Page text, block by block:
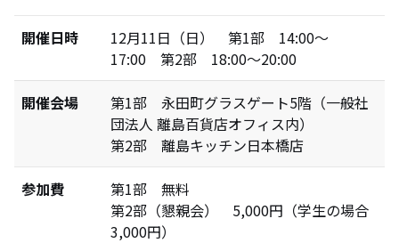
開催日時
12月11日（日） 第1部 14:00〜
17:00 第2部 18:00〜20:00
開催会場
第1部 永田町グラスゲート5階（一般社
団法人 離島百貨店オフィス内）
第2部 離島キッチン日本橋店
参加費
第1部 無料
第2部（懇親会） 5,000円（学生の場合
3,000円）